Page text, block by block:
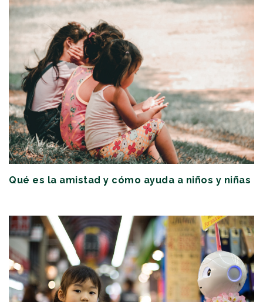
Qué es la amistad y cómo ayuda a niños y niñas